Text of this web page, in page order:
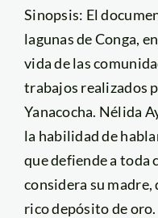
Sinopsis: El
lagunas de Conga,
vida de las
trabajos realizados
Yanacocha. Nélida
la habilidad de
que defiende a toda
considera su madre,
rico depósito de oro.